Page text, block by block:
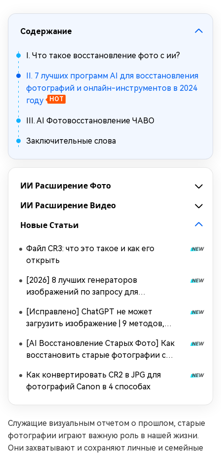
Содержание
I. Что такое восстановление фото с ии?
II. 7 лучших программ AI для восстановления
фотографий и онлайн-инструментов в 2024
году
HOT
III. AI Фотовосстановление ЧАВО
Заключительные слова
ИИ Расширение Фото
ИИ Расширение Видео
Новые Статьи
Файл CR3: что это такое и как его
открыть
[2026] 8 лучших генераторов
изображений по запросу для
[Исправлено] ChatGPT не может
загрузить изображение | 9 методов,
[AI Восстановление Старых Фото] Как
восстановить старые фотографии с
Как конвертировать CR2 в JPG для
фотографий Canon в 4 способах
Служащие визуальным отчетом о прошлом, старые
фотографии играют важную роль в нашей жизни.
Они захватывают и сохраняют личные и семейные